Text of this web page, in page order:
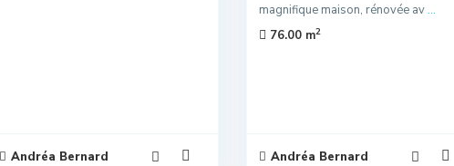
Andréa Bernard
magnifique maison, rénovée av...
76.00 m2
Andréa Bernard